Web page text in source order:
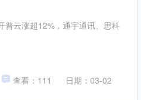
普云涨超12%，通宇通讯、思科
查看：111 日期：03-02